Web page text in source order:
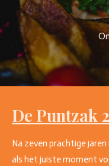
De Puntzak
Na zeven prachtige
als het juiste moment